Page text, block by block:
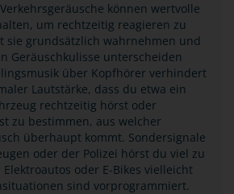
können wertvolle
um rechtzeitig reagieren zu
sie grundsätzlich wahrnehmen und
Geräuschkulisse unterscheiden
über Kopfhörer verhindert
Lautstärke, dass du etwa ein
rechtzeitig hörst oder
zu bestimmen, aus welcher
überhaupt kommt. Sondersignale
oder der Polizei hörst du viel zu
oder E-Bikes vielleicht
sind vorprogrammiert.